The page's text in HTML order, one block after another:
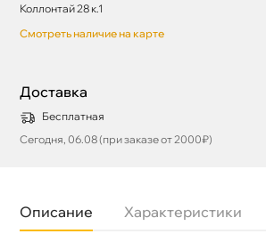
Коллонтай 28 к.1
Смотреть наличие на карте
Доставка
Бесплатная
Сегодня, 06.08 (при заказе от 2000₽)
Описание Характеристики